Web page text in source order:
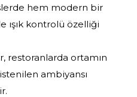
hem modern bir
ışık kontrolü özelliği
restoranlarda ortamın
ambiyansı